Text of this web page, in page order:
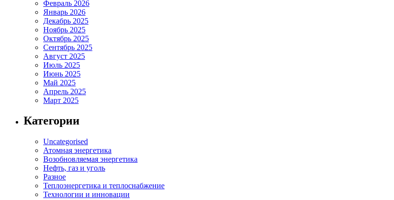
Февраль 2026
Январь 2026
Декабрь 2025
Ноябрь 2025
Октябрь 2025
Сентябрь 2025
Август 2025
Июль 2025
Июнь 2025
Май 2025
Апрель 2025
Март 2025
Категории
Uncategorised
Атомная энергетика
Возобновляемая энергетика
Нефть, газ и уголь
Разное
Теплоэнергетика и теплоснабжение
Технологии и инновации